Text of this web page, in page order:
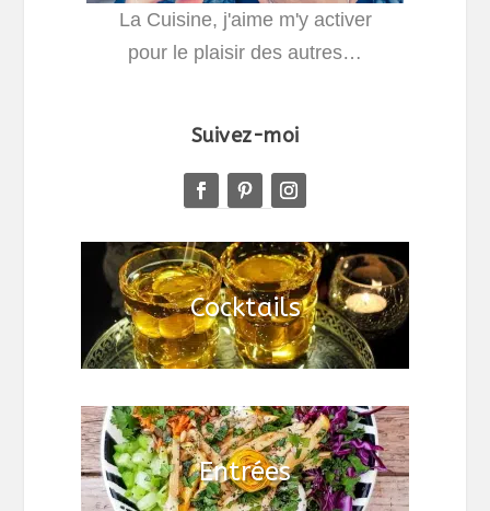
La Cuisine, j'aime m'y activer
pour le plaisir des autres…
Suivez-moi